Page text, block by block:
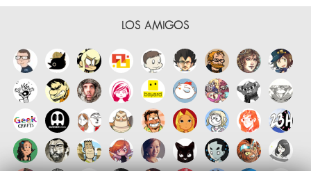
LOS AMIGOS